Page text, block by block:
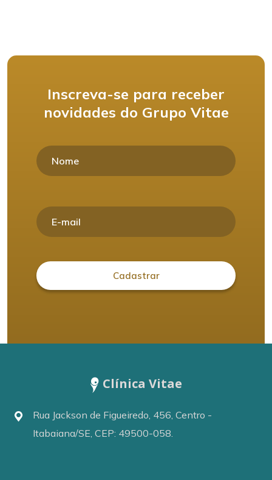
Inscreva-se para receber
novidades do Grupo Vitae
Clínica Vitae
Rua Jackson de Figueiredo, 456, Centro -
Itabaiana/SE, CEP: 49500-058.